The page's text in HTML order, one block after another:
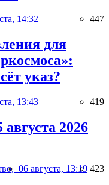
14:32 447
для
указ?
13:43 419
2026
06 августа, 13:19 423